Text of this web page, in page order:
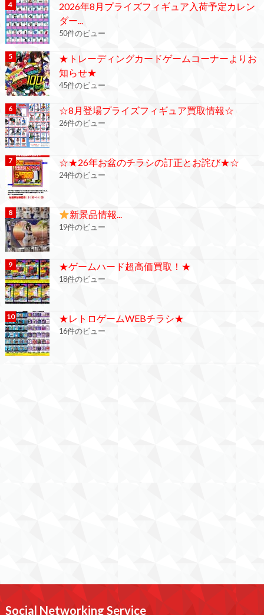
2026年8月プライズフィギュア入荷予定カレン
ダー...
50件のビュー
★トレーディングカードゲームコーナーよりお
知らせ★
45件のビュー
☆8月登場プライズフィギュア買取情報☆
26件のビュー
☆★26年お盆のチラシの訂正とお詫び★☆
24件のビュー
新景品情報...
19件のビュー
★ゲームハード超高価買取！★
18件のビュー
★レトロゲームWEBチラシ★
16件のビュー
Social Networking Service